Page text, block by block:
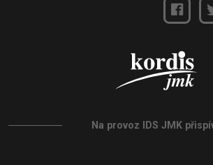
Na provoz IDS JMK